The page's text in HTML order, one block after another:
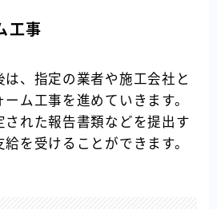
工事
、指定の業者や施工会社と
ム工事を進めていきます。
された報告書類などを提出す
を受けることができます。